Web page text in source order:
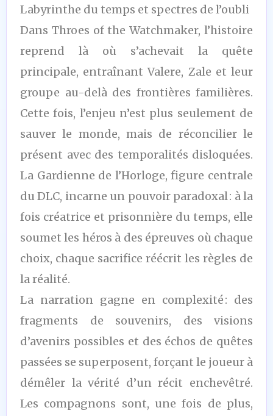
Labyrinthe du temps et spectres de l’oubli
Dans Throes of the Watchmaker, l’histoire
reprend là où s’achevait la quête
principale, entraînant Valere, Zale et leur
groupe au-delà des frontières familières.
Cette fois, l’enjeu n’est plus seulement de
sauver le monde, mais de réconcilier le
présent avec des temporalités disloquées.
La Gardienne de l’Horloge, figure centrale
du DLC, incarne un pouvoir paradoxal : à la
fois créatrice et prisonnière du temps, elle
soumet les héros à des épreuves où chaque
choix, chaque sacrifice réécrit les règles de
la réalité.
La narration gagne en complexité : des
fragments de souvenirs, des visions
d’avenirs possibles et des échos de quêtes
passées se superposent, forçant le joueur à
démêler la vérité d’un récit enchevêtré.
Les compagnons sont, une fois de plus,